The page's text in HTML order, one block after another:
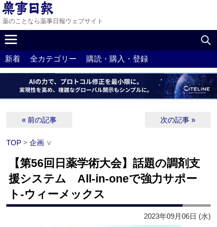
薬のことなら薬事日報ウェブサイト
新着 全カテゴリー 購読・購入・登録
« 前の記事 次の記事 »
TOP >企画 ∨
【第56回日薬学術大会】話題の調剤支
援システム All-in-oneで強力サポー
ト‐ウィーメックス
2023年09月06日 (水)